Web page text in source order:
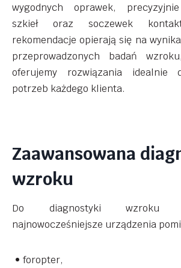
wygodnych oprawek,
szkieł oraz soczewek
rekomendacje opierają się na
przeprowadzonych badań
oferujemy rozwiązania idealnie
potrzeb każdego klienta.
Zaawansowana
wzroku
Do diagnostyki wzroku
najnowocześniejsze urządzenia
• foropter,